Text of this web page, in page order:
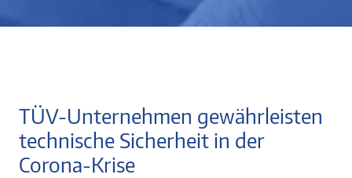
TÜV-Unternehmen gewährleisten
technische Sicherheit in der
Corona-Krise